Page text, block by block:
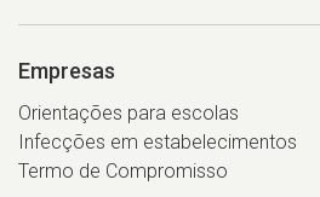
Empresas
Orientações para escolas
Infecções em estabelecimentos
Termo de Compromisso